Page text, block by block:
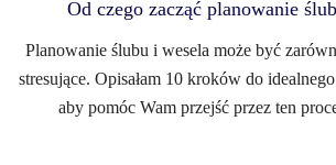
Od czego zacząć planowanie
Planowanie ślubu i wesela może być
stresujące. Opisałam 10 kroków do
aby pomóc Wam przejść przez ten